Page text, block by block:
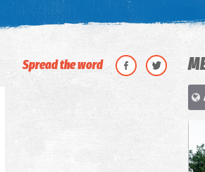
Spread the word